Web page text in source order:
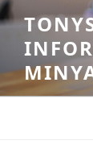
Skip
to
content